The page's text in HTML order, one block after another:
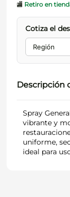
🏬 Retiro en
Cotiza el
Descripción
Spray
vibrante y
uniforme,
ideal para